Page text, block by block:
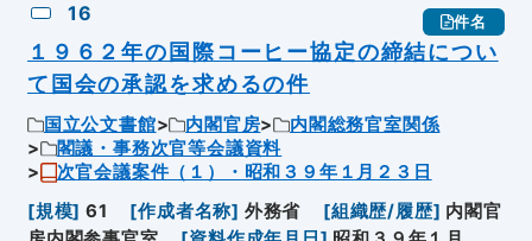
16 件名
１９６２年の国際コーヒー協定の締結につい
て国会の承認を求めるの件
国立公文書館 内閣官房
内閣総務官室関係
閣議・事務次官等会議資料
次官会議案件（１）・昭和３９年１月２３日
[規模] 61 [作成者名称] 外務省 [組織歴/履歴] 内閣官